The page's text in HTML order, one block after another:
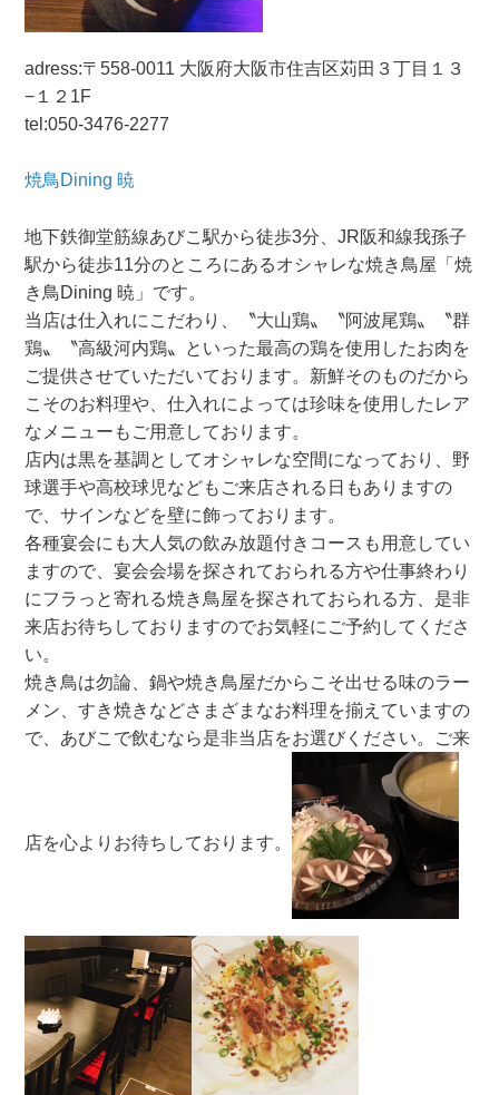
adress:〒558-0011 大阪府大阪市住吉区苅田３丁目１３
−１２1F
tel:050-3476-2277
焼鳥Dining 暁
地下鉄御堂筋線あびこ駅から徒歩3分、JR阪和線我孫子
駅から徒歩11分のところにあるオシャレな焼き鳥屋「焼
き鳥Dining 暁」です。
当店は仕入れにこだわり、〝大山鶏〟〝阿波尾鶏〟〝群
鶏〟〝高級河内鶏〟といった最高の鶏を使用したお肉を
ご提供させていただいております。新鮮そのものだから
こそのお料理や、仕入れによっては珍味を使用したレア
なメニューもご用意しております。
店内は黒を基調としてオシャレな空間になっており、野
球選手や高校球児などもご来店される日もありますの
で、サインなどを壁に飾っております。
各種宴会にも大人気の飲み放題付きコースも用意してい
ますので、宴会会場を探されておられる方や仕事終わり
にフラっと寄れる焼き鳥屋を探されておられる方、是非
来店お待ちしておりますのでお気軽にご予約してくださ
い。
焼き鳥は勿論、鍋や焼き鳥屋だからこそ出せる味のラー
メン、すき焼きなどさまざまなお料理を揃えていますの
で、あびこで飲むなら是非当店をお選びください。ご来
店を心よりお待ちしております。